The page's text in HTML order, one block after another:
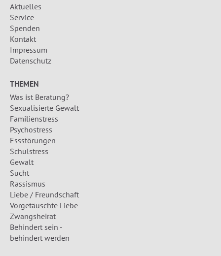
Aktuelles
Service
Spenden
Kontakt
Impressum
Datenschutz
THEMEN
Was ist Beratung?
Sexualisierte Gewalt
Familienstress
Psychostress
Essstörungen
Schulstress
Gewalt
Sucht
Rassismus
Liebe / Freundschaft
Vorgetäuschte Liebe
Zwangsheirat
Behindert sein -
behindert werden